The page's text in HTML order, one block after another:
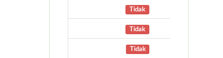
Tidak
Tidak
Tidak